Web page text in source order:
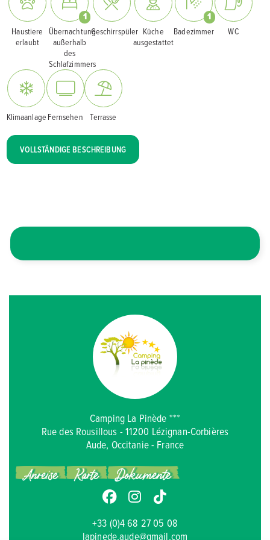
Haustiere
erlaubt
1
Übernachtung
außerhalb
des
Schlafzimmers
Geschirrspüler Küche
ausgestattet
1
Badezimmer WC
Klimaanlage Fernsehen Terrasse
VOLLSTÄNDIGE BESCHREIBUNG
Camping La Pinède ***
Rue des Rousillous - 11200 Lézignan-Corbières
Aude, Occitanie - France
Anreise Karte Dokumente
+33 (0)4 68 27 05 08
lapinede.aude@gmail.com